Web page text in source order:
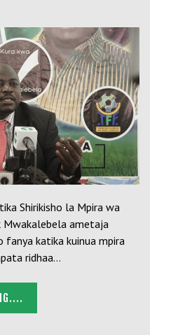
Shirikisho la Mpira wa
Mwakalebela ametaja
fanya katika kuinua mpira
ridhaa…